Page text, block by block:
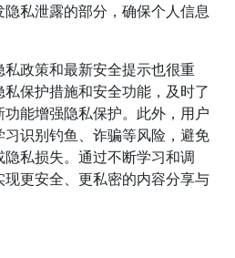
私泄露的部分，确保个人信息
政策和最新安全提示也很重
保护措施和安全功能，及时了
能增强隐私保护。此外，用户
识别钓鱼、诈骗等风险，避免
私损失。通过不断学习和调
更安全、更私密的内容分享与